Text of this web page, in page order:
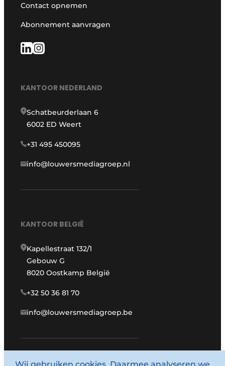
Contact opnemen
Abonnement aanvragen
KANTOOR NEDERLAND
Schatbeurderlaan 6
6002 ED Weert
+31 495 450095
info@louwersmediagroep.nl
KANTOOR BELGIË
Kapellestraat 132/1
Gebouw G
8020 Oostkamp België
+32 50 36 81 70
info@louwersmediagroep.be
www.louwersmediagroep.com